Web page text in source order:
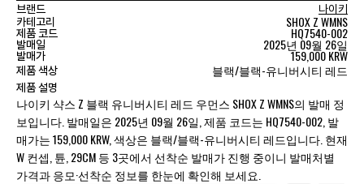
브랜드
나이키
카테고리
SHOX Z WMNS
제품 코드 HQ7540-002
발매일 2025년 09월 26일
발매가 159,000 KRW
제품 색상 블랙/블랙-유니버시티 레드
제품 설명
나이키 샥스 Z 블랙 유니버시티 레드 우먼스 SHOX Z WMNS의 발매 정
보입니다. 발매일은 2025년 09월 26일, 제품 코드는 HQ7540-002, 발
매가는 159,000 KRW, 색상은 블랙/블랙-유니버시티 레드입니다. 현재
W 컨셉, 튠, 29CM 등 3곳에서 선착순 발매가 진행 중이니 발매처별
가격과 응모·선착순 정보를 한눈에 확인해 보세요.